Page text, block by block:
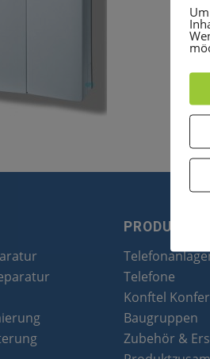
PRODUKTE
Telefone
Konftel
Baugruppen
Zubehör &